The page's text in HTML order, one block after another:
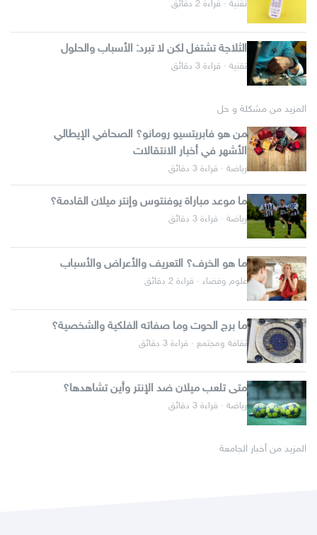
تقنية · قراءة 2 دقائق
الثلاجة تشتغل لكن لا تبرد: الأسباب والحلول
تقنية · قراءة 3 دقائق
المزيد من مشكلة و حل
من هو فابريتسيو رومانو؟ الصحافي الإيطالي
الأشهر في أخبار الانتقالات
رياضة · قراءة 3 دقائق
ما موعد مباراة يوفنتوس وإنتر ميلان القادمة؟
رياضة · قراءة 3 دقائق
ما هو الخرف؟ التعريف والأعراض والأسباب
علوم وفضاء · قراءة 2 دقائق
ما برج الحوت وما صفاته الفلكية والشخصية؟
ثقافة ومجتمع · قراءة 3 دقائق
متى تلعب ميلان ضد الإنتر وأين تشاهدها؟
رياضة · قراءة 3 دقائق
المزيد من أخبار الجامعة